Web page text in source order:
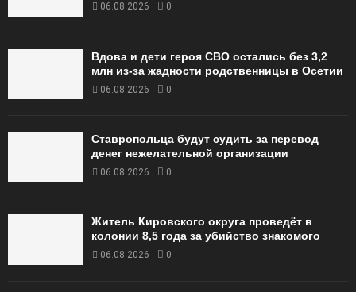
06.08.2026 0
Вдова и дети героя СВО остались без 3,2
млн из-за жадности родственницы в Осетии
06.08.2026 0
Ставропольца будут судить за перевод
денег нежелательной организации
06.08.2026 0
Житель Кировского округа проведёт в
колонии 8,5 года за убийство знакомого
06.08.2026 0